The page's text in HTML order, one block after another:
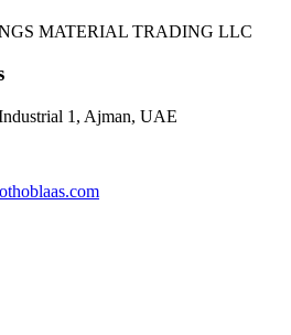
MATERIAL TRADING LLC
1, Ajman, UAE